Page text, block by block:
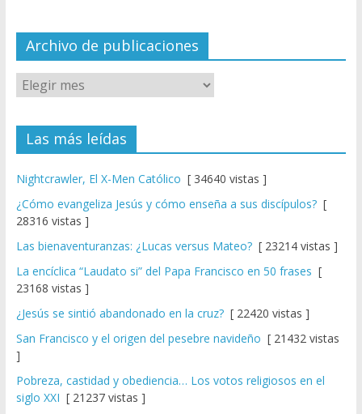
el
Archivo de publicaciones
Las más leídas
Nightcrawler, El X-Men Católico [ 34640 vistas ]
¿Cómo evangeliza Jesús y cómo enseña a sus discípulos?[
28316 vistas ]
Las bienaventuranzas: ¿Lucas versus Mateo?[ 23214 vistas ]
La encíclica “Laudato si” del Papa Francisco en 50 frases [
23168 vistas ]
¿Jesús se sintió abandonado en la cruz?[ 22420 vistas ]
San Francisco y el origen del pesebre navideño [ 21432 vistas
]
Pobreza, castidad y obediencia… Los votos religiosos en el
siglo XXI [ 21237 vistas ]